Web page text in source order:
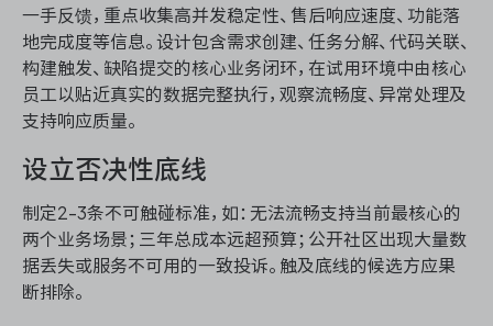
一手反馈，重点收集高并发稳定性、售后响应速度、功能落
地完成度等信息。设计包含需求创建、任务分解、代码关联、
构建触发、缺陷提交的核心业务闭环，在试用环境中由核心
员工以贴近真实的数据完整执行，观察流畅度、异常处理及
支持响应质量。
设立否决性底线
制定2-3条不可触碰标准，如：无法流畅支持当前最核心的
两个业务场景；三年总成本远超预算；公开社区出现大量数
据丢失或服务不可用的一致投诉。触及底线的候选方应果
断排除。